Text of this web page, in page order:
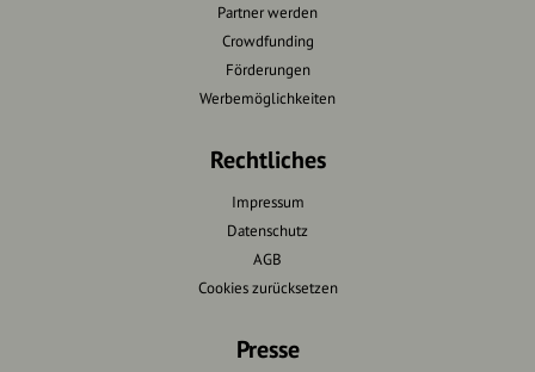
Partner werden
Crowdfunding
Förderungen
Werbemöglichkeiten
Rechtliches
Impressum
Datenschutz
AGB
Cookies zurücksetzen
Presse